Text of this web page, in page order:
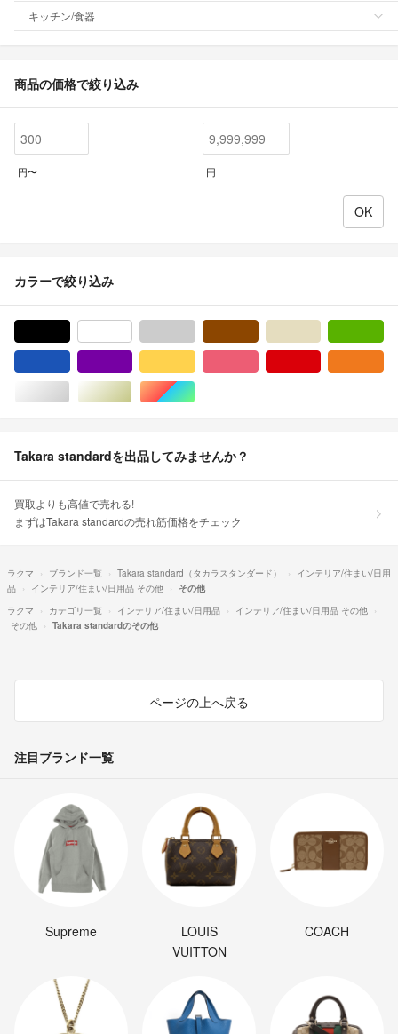
キッチン/食器
商品の価格で絞り込み
円〜 円
カラーで絞り込み
シルバー/銀色系ゴールド/金色系マルチカラー
Takara standardを出品してみませんか？
買取よりも高値で売れる!
まずはTakara standardの売れ筋価格をチェック
ラクマ ブランド一覧 Takara standard（タカラスタンダード）
インテリア/住まい/日用
品
インテリア/住まい/日用品 その他
その他
ラクマ
カテゴリ一覧 インテリア/住まい/日用品
インテリア/住まい/日用品 その他
その他
Takara standardのその他
ページの上へ戻る
注目ブランド一覧
Supreme
LOUIS
VUITTON
COACH